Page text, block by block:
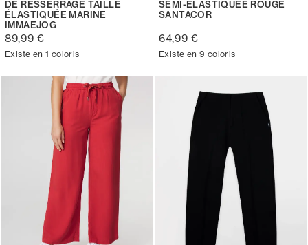
DE RESSÉRRAGE TAILLE
ÉLASTIQUÉE MARINE
IMMAEJOG
89,99 €
Existe en 1 coloris
SEMI-ÉLASTIQUÉE ROUGE
SANTACOR
64,99 €
Existe en 9 coloris